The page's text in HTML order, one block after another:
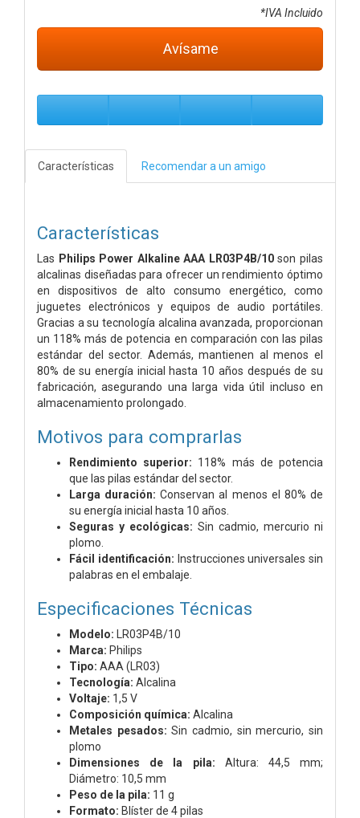
*IVA Incluido
Avísame
Características Recomendar a un amigo
Características
Las Philips Power Alkaline AAA LR03P4B/10son pilas
alcalinas diseñadas para ofrecer un rendimiento óptimo
en dispositivos de alto consumo energético, como
juguetes electrónicos y equipos de audio portátiles.
Gracias a su tecnología alcalina avanzada, proporcionan
un 118% más de potencia en comparación con las pilas
estándar del sector. Además, mantienen al menos el
80% de su energía inicial hasta 10 años después de su
fabricación, asegurando una larga vida útil incluso en
almacenamiento prolongado.
Motivos para comprarlas
Rendimiento superior: 118% más de potencia
que las pilas estándar del sector.
Larga duración: Conservan al menos el 80% de
su energía inicial hasta 10 años.
Seguras y ecológicas: Sin cadmio, mercurio ni
plomo.
Fácil identificación: Instrucciones universales sin
palabras en el embalaje.
Especificaciones Técnicas
Modelo: LR03P4B/10
Marca: Philips
Tipo: AAA (LR03)
Tecnología: Alcalina
Voltaje: 1,5 V
Composición química: Alcalina
Metales pesados: Sin cadmio, sin mercurio, sin
plomo
Dimensiones de la pila: Altura: 44,5 mm;
Diámetro: 10,5 mm
Peso de la pila: 11 g
Formato: Blíster de 4 pilas